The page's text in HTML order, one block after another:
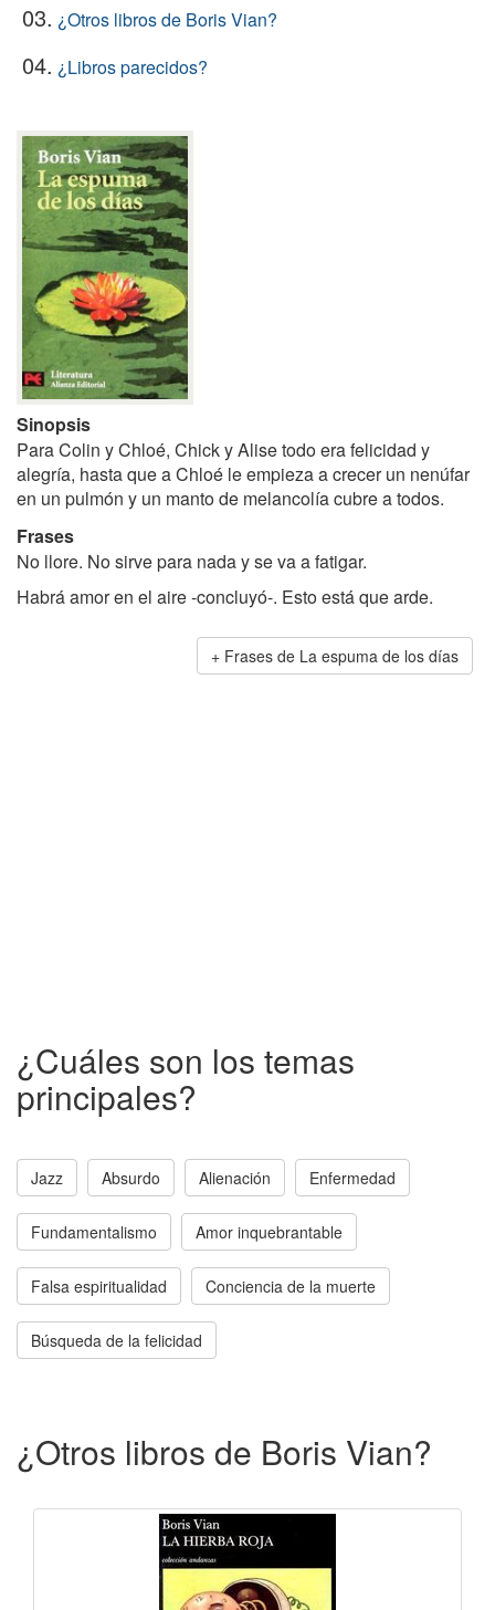
03. ¿Otros libros de Boris Vian?
04. ¿Libros parecidos?
Sinopsis
Para Colin y Chloé, Chick y Alise todo era felicidad y
alegría, hasta que a Chloé le empieza a crecer un nenúfar
en un pulmón y un manto de melancolía cubre a todos.
Frases
No llore. No sirve para nada y se va a fatigar.
Habrá amor en el aire -concluyó-. Esto está que arde.
Frases de La espuma de los días
¿Cuáles son los temas
principales?
Jazz Absurdo Alienación Enfermedad
Fundamentalismo Amor inquebrantable
Falsa espiritualidad Conciencia de la muerte
Búsqueda de la felicidad
¿Otros libros de Boris Vian?